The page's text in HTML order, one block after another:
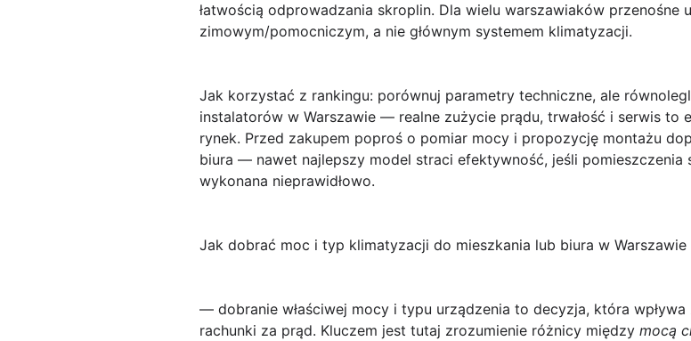
łatwością odprowadzania skroplin. Dla wielu warszawiaków przenośne
zimowym/pomocniczym, a nie głównym systemem klimatyzacji.
Jak korzystać z rankingu: porównuj parametry techniczne, ale
instalatorów w Warszawie — realne zużycie prądu, trwałość i serwis to
rynek. Przed zakupem poproś o pomiar mocy i propozycję montażu
biura — nawet najlepszy model straci efektywność, jeśli pomieszczenia
wykonana nieprawidłowo.
Jak dobrać moc i typ klimatyzacji do mieszkania lub biura w
— dobranie właściwej mocy i typu urządzenia to decyzja, która
rachunki za prąd. Kluczem jest tutaj zrozumienie różnicy między mocą